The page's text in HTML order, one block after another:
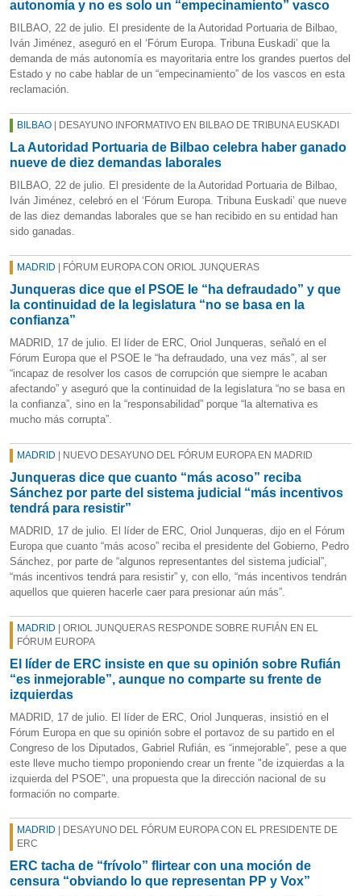
autonomía y no es solo un “empecinamiento” vasco
BILBAO, 22 de julio. El presidente de la Autoridad Portuaria de Bilbao,
Iván Jiménez, aseguró en el ‘Fórum Europa. Tribuna Euskadi’ que la
demanda de más autonomía es mayoritaria entre los grandes puertos del
Estado y no cabe hablar de un “empecinamiento” de los vascos en esta
reclamación.
BILBAO | DESAYUNO INFORMATIVO EN BILBAO DE TRIBUNA EUSKADI
La Autoridad Portuaria de Bilbao celebra haber ganado
nueve de diez demandas laborales
BILBAO, 22 de julio. El presidente de la Autoridad Portuaria de Bilbao,
Iván Jiménez, celebró en el ‘Fórum Europa. Tribuna Euskadi’ que nueve
de las diez demandas laborales que se han recibido en su entidad han
sido ganadas.
MADRID | FÓRUM EUROPA CON ORIOL JUNQUERAS
Junqueras dice que el PSOE le “ha defraudado” y que
la continuidad de la legislatura “no se basa en la
confianza”
MADRID, 17 de julio. El líder de ERC, Oriol Junqueras, señaló en el
Fórum Europa que el PSOE le “ha defraudado, una vez más”, al ser
“incapaz de resolver los casos de corrupción que siempre le acaban
afectando” y aseguró que la continuidad de la legislatura “no se basa en
la confianza”, sino en la “responsabilidad” porque “la alternativa es
mucho más corrupta”.
MADRID | NUEVO DESAYUNO DEL FÓRUM EUROPA EN MADRID
Junqueras dice que cuanto “más acoso” reciba
Sánchez por parte del sistema judicial “más incentivos
tendrá para resistir”
MADRID, 17 de julio. El líder de ERC, Oriol Junqueras, dijo en el Fórum
Europa que cuanto “más acoso” reciba el presidente del Gobierno, Pedro
Sánchez, por parte de “algunos representantes del sistema judicial”,
“más incentivos tendrá para resistir” y, con ello, “más incentivos tendrán
aquellos que quieren hacerle caer para presionar aún más”.
MADRID | ORIOL JUNQUERAS RESPONDE SOBRE RUFIÁN EN EL
FÓRUM EUROPA
El líder de ERC insiste en que su opinión sobre Rufián
“es inmejorable”, aunque no comparte su frente de
izquierdas
MADRID, 17 de julio. El líder de ERC, Oriol Junqueras, insistió en el
Fórum Europa en que su opinión sobre el portavoz de su partido en el
Congreso de los Diputados, Gabriel Rufián, es “inmejorable”, pese a que
este lleve mucho tiempo proponiendo crear un frente "de izquierdas a la
izquierda del PSOE", una propuesta que la dirección nacional de su
formación no comparte.
MADRID | DESAYUNO DEL FÓRUM EUROPA CON EL PRESIDENTE DE
ERC
ERC tacha de “frívolo” flirtear con una moción de
censura “obviando lo que representan PP y Vox”